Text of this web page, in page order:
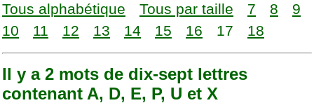
Tous alphabétique Tous par taille 7 8
9
10
11 12 13 14 15 16 17 18
Il y a 2 mots de dix-sept lettres
contenant A, D, E, P, U et X